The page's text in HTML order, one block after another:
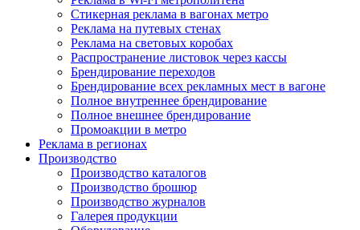
Стикерная реклама в вагонах метро
Реклама на путевых стенах
Реклама на световых коробах
Распространение листовок через кассы
Брендирование переходов
Брендирование всех рекламных мест в вагоне
Полное внутреннее брендирование
Полное внешнее брендирование
Промоакции в метро
Реклама в регионах
Производство
Производство каталогов
Производство брошюр
Производство журналов
Галерея продукции